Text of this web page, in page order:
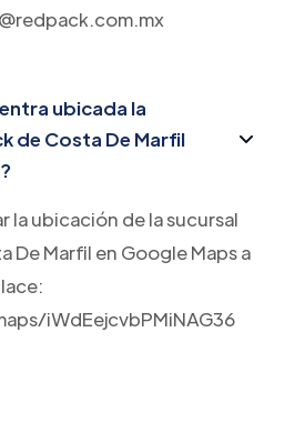
ubicada la
de Costa De Marfil
la ubicación de la sucursal
De Marfil en Google Maps a
iWdEejcvbPMiNAG36